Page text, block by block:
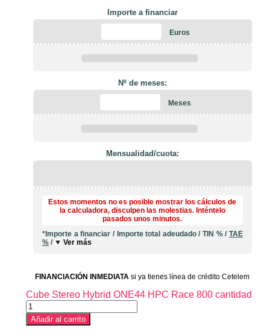
Importe a financiar
Euros
Nº de meses:
Meses
Mensualidad/cuota:
Estos momentos no es posible mostrar los cálculos de
la calculadora, disculpen las molestias. Inténtelo
pasados unos minutos.
*Importe a financiar / Importe total adeudado/TIN %/ TAE
% / Ver más
FINANCIACIÓN INMEDIATA si ya tienes línea de crédito Cetelem
Cube Stereo Hybrid ONE44 HPC Race 800 cantidad
Añadir al carrito